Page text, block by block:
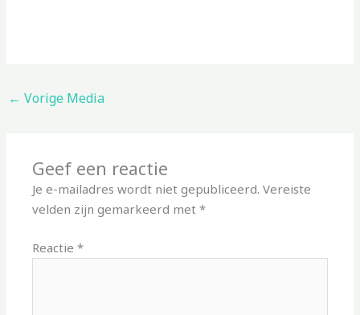
← Vorige Media
Geef een reactie
Je e-mailadres wordt niet gepubliceerd. Vereiste
velden zijn gemarkeerd met*
Reactie*